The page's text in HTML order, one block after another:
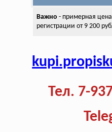
Важно - примерная цена
регистрации от 9 200
Тел. 7-